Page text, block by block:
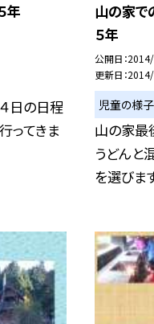
年
４日の日程
ってきま
山の家
５年
公開日
更新日
児童の様子
山の家最
うどんと
を選びま